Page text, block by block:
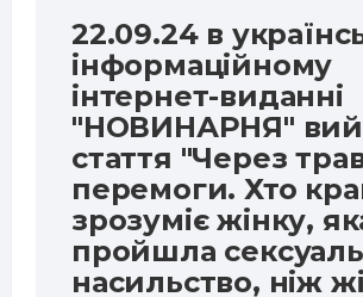
22.09.24 в
інформаційному
інтернет-виданні
"НОВИНАРНЯ"
стаття "Через
перемоги. Хто
зрозуміє жінку,
пройшла
насильство, ніж